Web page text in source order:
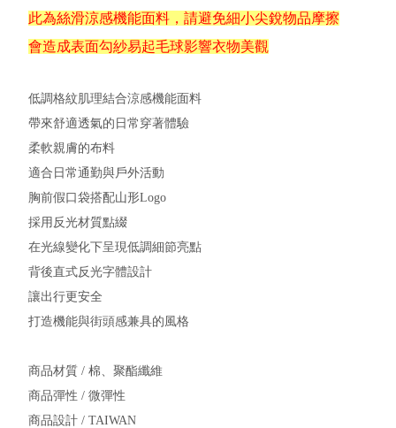
此為絲滑涼感機能面料，請避免細小尖銳物品摩擦
會造成表面勾紗易起毛球影響衣物美觀
低調格紋肌理結合涼感機能面料
帶來舒適透氣的日常穿著體驗
柔軟親膚的布料
適合日常通勤與戶外活動
胸前假口袋搭配山形Logo
採用反光材質點綴
在光線變化下呈現低調細節亮點
背後直式反光字體設計
讓出行更安全
打造機能與街頭感兼具的風格
商品材質 / 棉、聚酯纖維
商品彈性 / 微彈性
商品設計 / TAIWAN